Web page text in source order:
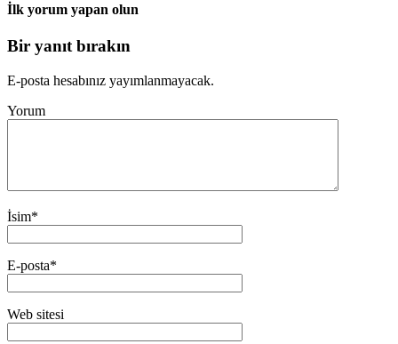
İlk yorum yapan olun
Bir yanıt bırakın
E-posta hesabınız yayımlanmayacak.
Yorum
İsim*
E-posta*
Web sitesi